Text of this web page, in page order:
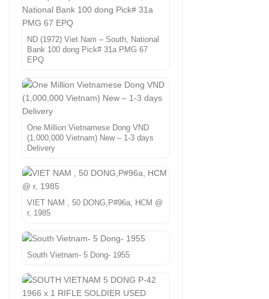
ND (1972) Viet Nam – South, National
Bank 100 dong Pick# 31a PMG 67
EPQ
One Million Vietnamese Dong VND
(1,000,000 Vietnam) New – 1-3 days
Delivery
VIET NAM , 50 DONG,P#96a, HCM @
r, 1985
South Vietnam- 5 Dong- 1955